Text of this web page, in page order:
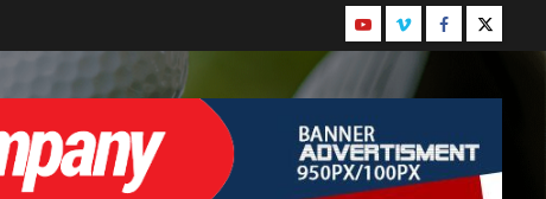
YoutubeVimeoFacebook
Twitter